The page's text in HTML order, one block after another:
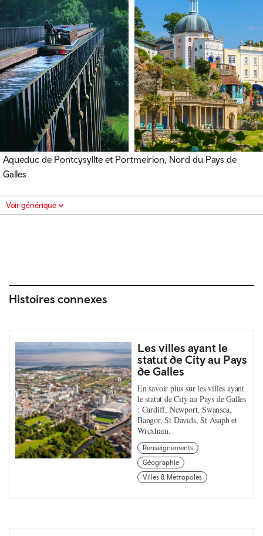
Aqueduc de Pontcysyllte et Portmeirion, Nord du Pays de
Galles
Voir générique
Histoires connexes
Les villes ayant le
statut de City au Pays
de Galles
En savoir plus sur les villes ayant
le statut de City au Pays de Galles
: Cardiff, Newport, Swansea,
Bangor, St Davids, St Asaph et
Wrexham.
Renseignements
Géographie
Villes & Métropoles